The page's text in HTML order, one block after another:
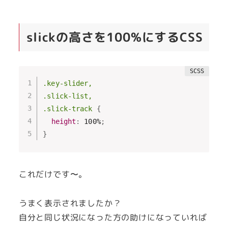
slickの高さを100%にするCSS
.key-slider,
.slick-list,
.slick-track {
height : 100%;
}
これだけです〜。
うまく表示されましたか？
自分と同じ状況になった方の助けになっていれば